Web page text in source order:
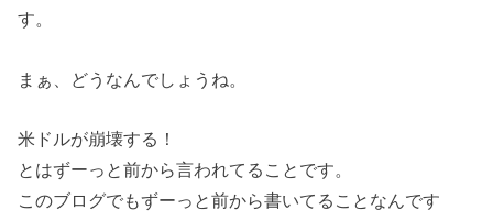
す。
まぁ、どうなんでしょうね。
米ドルが崩壊する！
とはずーっと前から言われてることです。
このブログでもずーっと前から書いてることなんです